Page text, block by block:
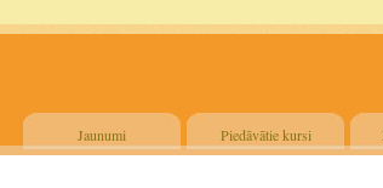
Jaunumi Piedāvātie kursi